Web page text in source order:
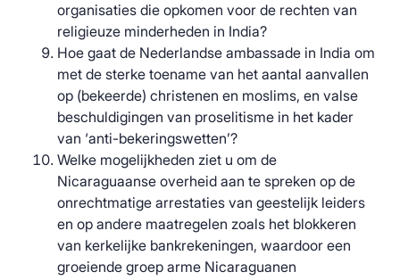
organisaties die opkomen voor de rechten van
religieuze minderheden in India?
Hoe gaat de Nederlandse ambassade in India om
met de sterke toename van het aantal aanvallen
op (bekeerde) christenen en moslims, en valse
beschuldigingen van proselitisme in het kader
van ‘anti-bekeringswetten’?
Welke mogelijkheden ziet u om de
Nicaraguaanse overheid aan te spreken op de
onrechtmatige arrestaties van geestelijk leiders
en op andere maatregelen zoals het blokkeren
van kerkelijke bankrekeningen, waardoor een
groeiende groep arme Nicaraguanen